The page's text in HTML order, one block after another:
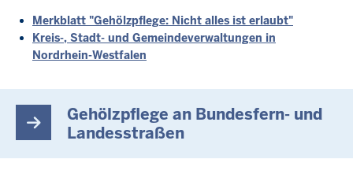
Merkblatt "Gehölzpflege: Nicht alles ist erlaubt"
Kreis-, Stadt- und Gemeindeverwaltungen in
Nordrhein-Westfalen
Gehölzpflege an Bundesfern- und
Landesstraßen